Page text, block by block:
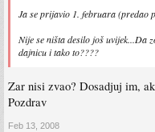
Ja se prijavio 1. februara (predao
Nije se ništa desilo još uvijek...Da
dajnicu i tako to????
Zar nisi zvao? Dosadjuj im,
Pozdrav
Feb 13, 2008